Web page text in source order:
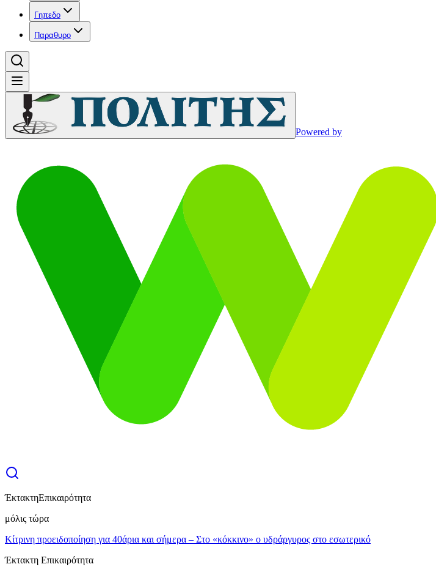
Γηπεδο
Παραθυρο
Powered by
ΈκτακτηΕπικαιρότητα
μόλις τώρα
Κίτρινη προειδοποίηση για 40άρια και σήμερα – Στο «κόκκινο» ο υδράργυρος στο εσωτερικό
Έκτακτη Επικαιρότητα